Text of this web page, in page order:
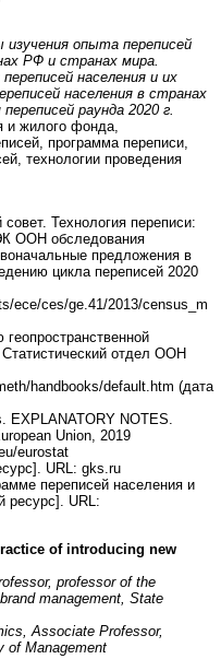
опыта переписей
РФ и странах мира.
населения и их
населения в странах
раунда 2020 г.
и жилого фонда,
программа переписи,
технологии проведения
Технология переписи:
ООН обследования
предложения в
цикла переписей 2020
ece/ces/ge.41/2013/census_m
отдел ООН
handbooks/default.htm (дата
EXPLANATORY NOTES.
Union, 2019
eurostat
URL: gks.ru
переписей населения и
ресурс]. URL:
of introducing new
professor of the
management, State
Associate Professor,
of Management